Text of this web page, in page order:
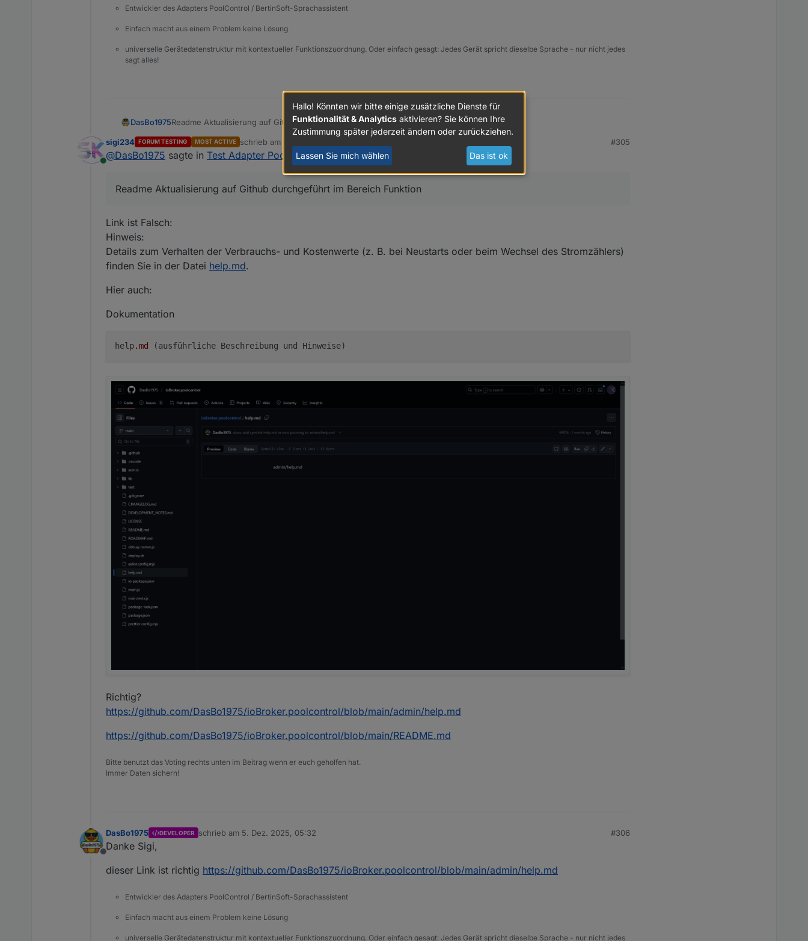
Entwickler des Adapters PoolControl / BertinSoft-Sprachassistent
Einfach macht aus einem Problem keine Lösung
universelle Gerätedatenstruktur mit kontextueller Funktionszuordnung. Oder einfach gesagt: Jedes Gerät spricht dieselbe Sprache - nur nicht jedes
sagt alles!
DasBo1975Readme Aktualisierung auf Github durchgeführt im Bereich Funktion
Online
sigi234 FORUM TESTING MOST ACTIVE schrieb am
zuletzt editiert von sigi23412. Apr. 2025, 22:54
#305
@DasBo1975 sagte in Test Adapter PoolControl:
Readme Aktualisierung auf Github durchgeführt im Bereich Funktion
Link ist Falsch:
Hinweis:
Details zum Verhalten der Verbrauchs- und Kostenwerte (z. B. bei Neustarts oder beim Wechsel des Stromzählers)
finden Sie in der Datei help.md.
Hier auch:
Dokumentation
help.md
Richtig?
https://github.com/DasBo1975/ioBroker.poolcontrol/blob/main/admin/help.md
https://github.com/DasBo1975/ioBroker.poolcontrol/blob/main/README.md
Bitte benutzt das Voting rechts unten im Beitrag wenn er euch geholfen hat.
Immer Daten sichern!
Offline
DasBo1975 DEVELOPER schrieb am 5. Dez. 2025, 05:32
zuletzt editiert von
#306
Danke Sigi,
dieser Link ist richtig https://github.com/DasBo1975/ioBroker.poolcontrol/blob/main/admin/help.md
Entwickler des Adapters PoolControl / BertinSoft-Sprachassistent
Einfach macht aus einem Problem keine Lösung
universelle Gerätedatenstruktur mit kontextueller Funktionszuordnung. Oder einfach gesagt: Jedes Gerät spricht dieselbe Sprache - nur nicht jedes
Hallo! Könnten wir bitte einige zusätzliche Dienste für
Funktionalität & Analytics aktivieren? Sie können Ihre
Zustimmung später jederzeit ändern oder zurückziehen.
Lassen Sie mich wählen Das ist ok